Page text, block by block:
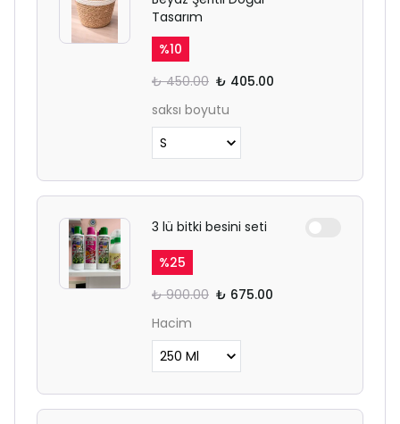
Tasarım
%10
₺ 450.00 ₺ 405.00
saksı boyutu
3 lü bitki besini seti
%25
₺ 900.00 ₺ 675.00
Hacim